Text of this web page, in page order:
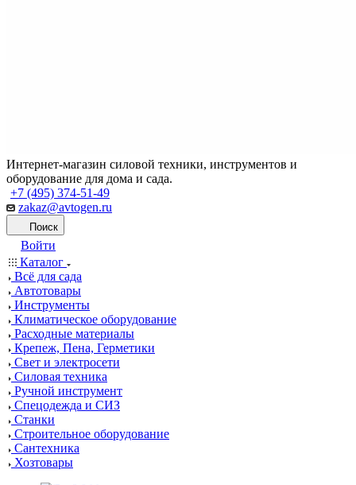
Интернет-магазин силовой техники, инструментов и
оборудование для дома и сада.
+7 (495) 374-51-49
zakaz@avtogen.ru
Поиск
Войти
Каталог
Всё для сада
Автотовары
Инструменты
Климатическое оборудование
Расходные материалы
Крепеж, Пена, Герметики
Свет и электросети
Силовая техника
Ручной инструмент
Спецодежда и СИЗ
Станки
Строительное оборудование
Сантехника
Хозтовары